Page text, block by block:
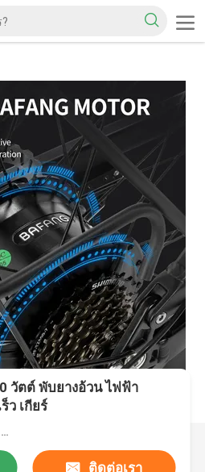
วัตต์ พับยางอ้วน ไฟฟ้า
ว เกียร์
ราคา：$799.00/cartons 1-49 cartons
ติดต่อเรา